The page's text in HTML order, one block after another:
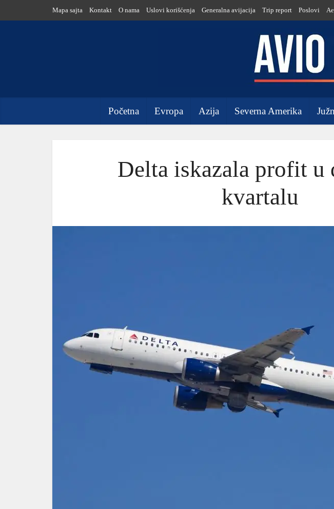
Mapa sajta Kontakt O nama Uslovi korišćenja Generalna avijacija Trip report Poslovi
Početna Evropa Azija Severna Amerika
Delta iskazala profit u
kvartalu